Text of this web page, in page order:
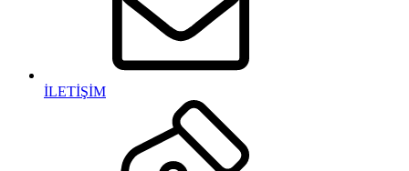
İLETİŞİM